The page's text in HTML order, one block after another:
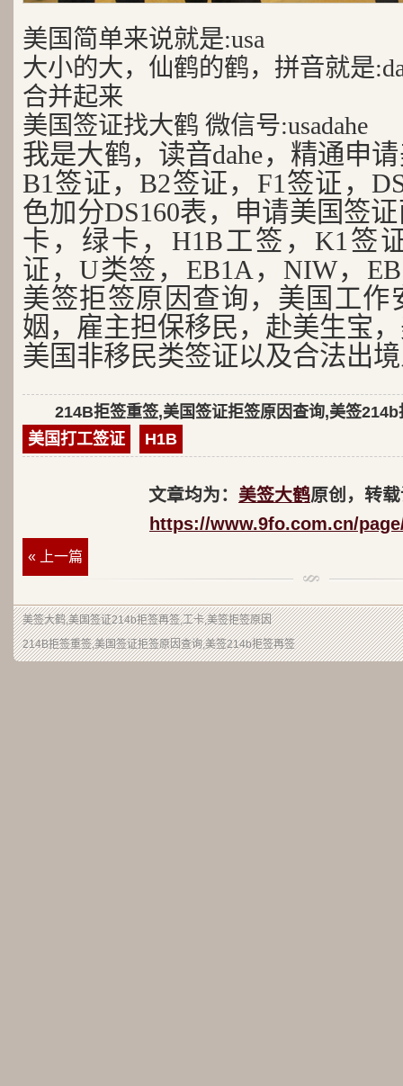
美国简单来说就是:usa
大小的大，仙鹤的鹤，拼音就是
合并起来
美国签证找大鹤 微信号:usadahe
我是大鹤，读音dahe，精通申
B1签证，B2签证，F1签证，
色加分DS160表，申请美国签
卡，绿卡，H1B工签，K1签
证，U类签，EB1A，NIW，
美签拒签原因查询，美国工作
姻，雇主担保移民，赴美生宝
美国非移民类签证以及合法出
214B拒签重签,美国签证拒签原因查询,美签214b
美国打工签证
H1B
文章均为： 美签大鹤原创，转
https://www.9fo.com.cn/
« 上一篇
美签大鹤,美国签证214b拒签再签,工卡,美签拒签原因
214B拒签重签,美国签证拒签原因查询,美签214b拒签再签